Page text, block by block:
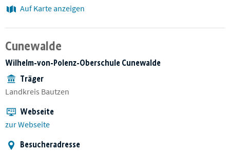
Auf Karte anzeigen
Cunewalde
Wilhelm-von-Polenz-Oberschule Cunewalde
Träger
Landkreis Bautzen
Webseite
zur Webseite
Besucheradresse